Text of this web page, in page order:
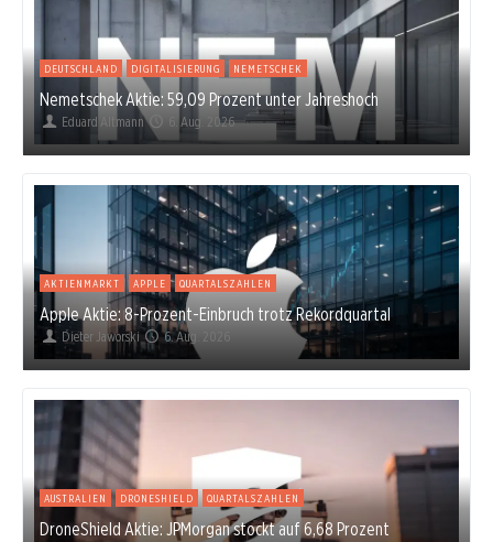
DEUTSCHLAND DIGITALISIERUNG NEMETSCHEK
Nemetschek Aktie: 59,09 Prozent unter Jahreshoch
Eduard Altmann 6. Aug. 2026
AKTIENMARKT APPLE QUARTALSZAHLEN
Apple Aktie: 8-Prozent-Einbruch trotz Rekordquartal
Dieter Jaworski 6. Aug. 2026
AUSTRALIEN DRONESHIELD QUARTALSZAHLEN
DroneShield Aktie: JPMorgan stockt auf 6,68 Prozent